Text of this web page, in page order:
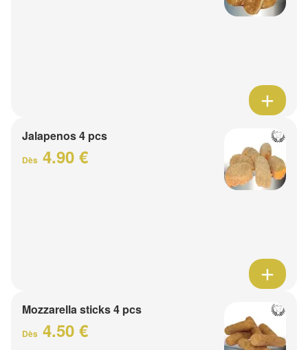
Jalapenos 4 pcs
Dès 4.90 €
Mozzarella sticks 4 pcs
Dès 4.50 €